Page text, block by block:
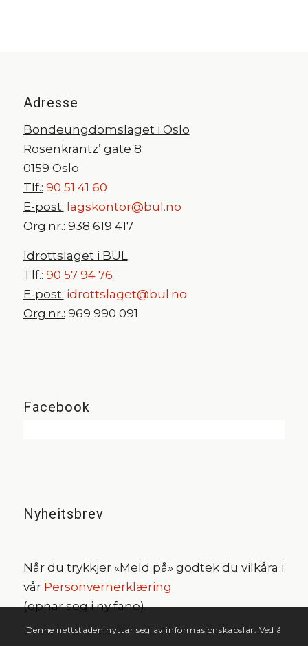
Adresse
Bondeungdomslaget i Oslo
Rosenkrantz’ gate 8
0159 Oslo
Tlf.: 90 51 41 60
E-post: lagskontor@bul.no
Org.nr.: 938 619 417
Idrottslaget i BUL
Tlf.: 90 57 94 76
E-post: idrottslaget@bul.no
Org.nr.: 969 990 091
Facebook
Nyheitsbrev
Når du trykkjer «Meld på» godtek du vilkåra i
vår Personvernerklæring
(opnar seg i ny fane).
Denne nettstaden nyttar seg av informasjonskapslar. Ved å